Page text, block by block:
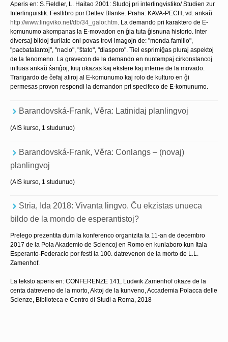
Aperis en: S.Fieldler, L. Haitao 2001: Studoj pri interlingvistiko/ Studien zur
Interlinguistik. Festlibro por Detlev Blanke. Praha: KAVA-PECH, vd. ankaŭ
http://www.lingviko.net/db/34_galor.htm. La demando pri karaktero de E-
komunumo akompanas la E-movadon en ĝia tuta ĝisnuna historio. Inter
diversaj bildoj tiurilate oni povas trovi imagojn de: "monda familio",
"pacbatalantoj", "nacio", "ŝtato", "diasporo". Tiel esprimiĝas pluraj aspektoj
de la fenomeno. La gravecon de la demando en nuntempaj cirkonstancoj
influas ankaŭ ŝanĝoj, kiuj okazas kaj ekstere kaj interne de la movado.
Trarigardo de ĉefaj aliroj al E-komunumo kaj rolo de kulturo en ĝi
permesas provon respondi la demandon pri specifeco de E-komunumo.
Barandovská-Frank, Věra: Latinidaj planlingvoj
(AIS kurso, 1 studunuo)
Barandovská-Frank, Věra: Conlangs – (novaj)
planlingvoj
(AIS kurso, 1 studunuo)
Stria, Ida 2018: Vivanta lingvo. Ĉu ekzistas unueca
bildo de la mondo de esperantistoj?
Prelego prezentita dum la konferenco organizita la 11-an de decembro
2017 de la Pola Akademio de Sciencoj en Romo en kunlaboro kun Itala
Esperanto-Federacio por festi la 100. datrevenon de la morto de L.L.
Zamenhof.
La teksto aperis en: CONFERENZE 141, Ludwik Zamenhof okaze de la
centa datreveno de la morto, Aktoj de la kunveno, Accademia Polacca delle
Scienze, Biblioteca e Centro di Studi a Roma, 2018